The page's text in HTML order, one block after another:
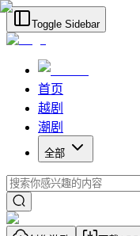
Toggle Sidebar
首页
越剧
潮剧
全部